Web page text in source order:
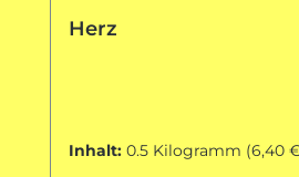
Herz
Inhalt: 0.5 Kilogramm (6,40